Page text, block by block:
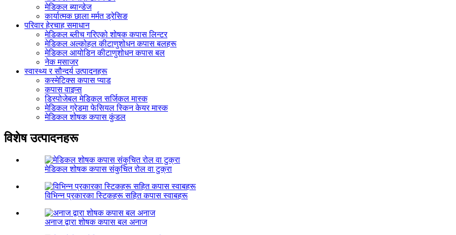
मेडिकल ब्यान्डेज
कार्यात्मक छाला मर्मत ड्रेसिङ
परिवार हेरचाह समाधान
मेडिकल ब्लीच गरिएको शोषक कपास लिन्टर
मेडिकल अल्कोहल कीटाणुशोधन कपास बलहरू
मेडिकल आयोडिन कीटाणुशोधन कपास बल
नेक मसाजर
स्वास्थ्य र सौन्दर्य उत्पादनहरू
कस्मेटिक्स कपास प्याड
कपास वाइप्स
डिस्पोजेबल मेडिकल सर्जिकल मास्क
मेडिकल ग्रेडमा फेसियल स्किन केयर मास्क
मेडिकल शोषक कपास कुंडल
विशेष उत्पादनहरू
मेडिकल शोषक कपास संकुचित रोल वा टुक्रा
विभिन्न प्रकारका स्टिकहरू सहित कपास स्वाबहरू
अनाज द्वारा शोषक कपास बल अनाज